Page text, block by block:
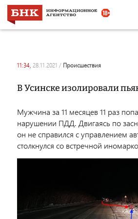
11:34, 28.11.2021 / происшествия
В Усинске изолировали
Мужчина за 11 месяцев 11 раз
нарушении ПДД. Двигаясь по
он не справился с управлением
столкнулся со встречной